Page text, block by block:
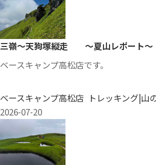
三嶺～天狗塚縦走 ～夏山レポート～
ベースキャンプ高松店です。
ベースキャンプ高松店 トレッキング|山
2026-07-20